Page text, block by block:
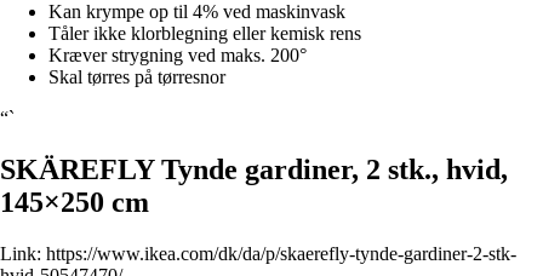
Kan krympe op til 4% ved maskinvask
Tåler ikke klorblegning eller kemisk rens
Kræver strygning ved maks. 200°
Skal tørres på tørresnor
“`
SKÄREFLY Tynde gardiner, 2 stk., hvid,
145×250 cm
Link: https://www.ikea.com/dk/da/p/skaerefly-tynde-gardiner-2-stk-